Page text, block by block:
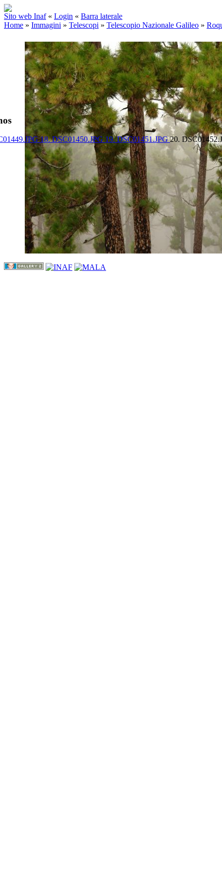
Sito web Inaf « Login « Barra laterale
Home » Immagini » Telescopi » Telescopio Nazionale Galileo »
18. DSC01450.JPG19. DSC01451.JPG20.